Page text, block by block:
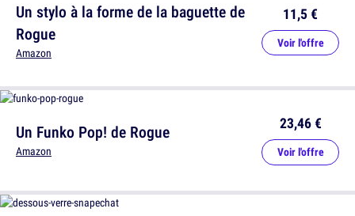
Un stylo à la forme de la baguette de
Rogue
Amazon
11,5 €
Voir l'offre
Un Funko Pop! de Rogue
Amazon
23,46 €
Voir l'offre